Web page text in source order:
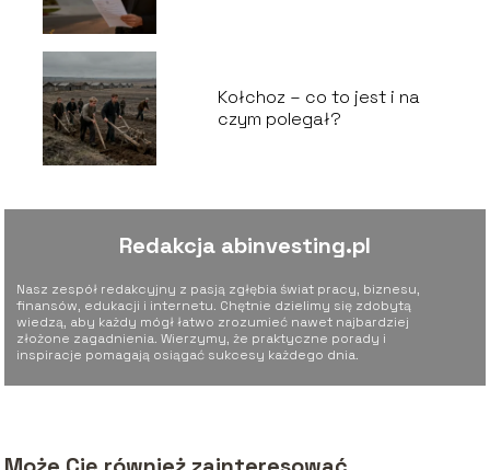
Kołchoz – co to jest i na
czym polegał?
Redakcja abinvesting.pl
Nasz zespół redakcyjny z pasją zgłębia świat pracy, biznesu,
finansów, edukacji i internetu. Chętnie dzielimy się zdobytą
wiedzą, aby każdy mógł łatwo zrozumieć nawet najbardziej
złożone zagadnienia. Wierzymy, że praktyczne porady i
inspiracje pomagają osiągać sukcesy każdego dnia.